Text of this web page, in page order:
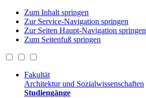
Zum Inhalt springen
Zur Service-Navigation springen
Zur Seiten Haupt-Navigation springen
Zum Seitenfuß springen
Fakultät
Architektur und Sozialwissenschaften
Studiengänge